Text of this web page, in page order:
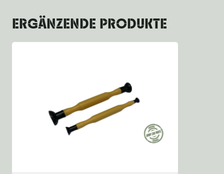
ERGÄNZENDE PRODUKTE